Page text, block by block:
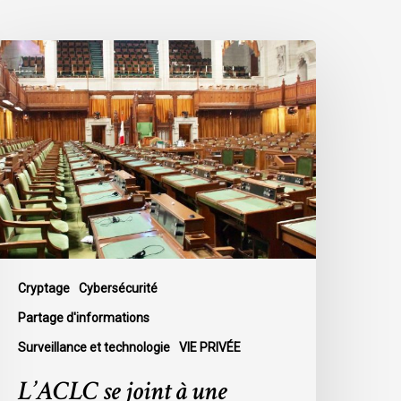
Cryptage Cybersécurité
Partage d'informations
Surveillance et technologie VIE PRIVÉE
L’ACLC se joint à une